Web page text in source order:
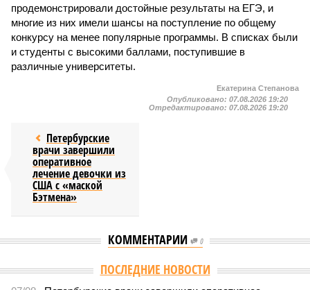
продемонстрировали достойные результаты на ЕГЭ, и
многие из них имели шансы на поступление по общему
конкурсу на менее популярные программы. В списках были
и студенты с высокими баллами, поступившие в
различные университеты.
Екатерина Степанова
Опубликовано: 07.08.2026 19:20
Отредактировано: 07.08.2026 19:20
Петербурские
врачи завершили
оперативное
лечение девочки из
США с «маской
Бэтмена»
КОММЕНТАРИИ 0
Версия //Власть //Названы главные мифы на тему летнего отключения